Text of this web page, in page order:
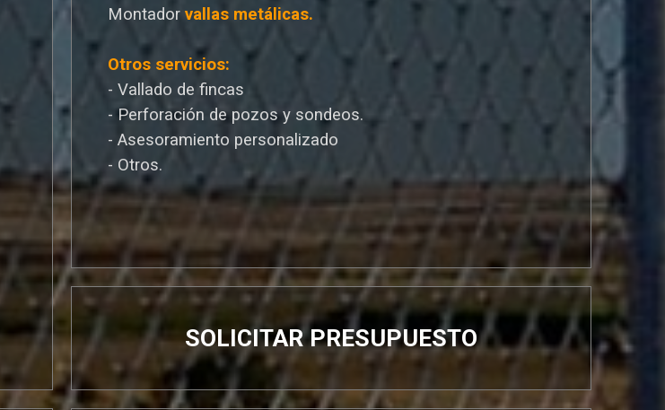
Montador vallas metálicas.
Otros servicios:
- Vallado de fincas
- Perforación de pozos y sondeos.
- Asesoramiento personalizado
- Otros.
SOLICITAR PRESUPUESTO